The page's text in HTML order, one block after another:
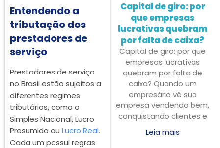
Entendendo a
tributação dos
prestadores de
serviço
Prestadores de serviço
no Brasil estão sujeitos a
diferentes regimes
tributários, como o
Simples Nacional, Lucro
Presumido ou Lucro Real.
Cada um possui regras
Capital de giro: por
que empresas
lucrativas quebram
por falta de caixa?
Capital de giro: por que
empresas lucrativas
quebram por falta de
caixa? Quando um
empresário vê sua
empresa vendendo bem,
conquistando clientes e
Leia mais